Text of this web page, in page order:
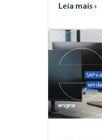
Leia mais